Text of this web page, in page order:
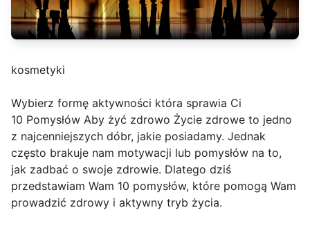
kosmetyki
Wybierz formę aktywności która sprawia Ci
10 Pomysłów Aby żyć zdrowo Życie zdrowe to jedno
z najcenniejszych dóbr, jakie posiadamy. Jednak
często brakuje nam motywacji lub pomysłów na to,
jak zadbać o swoje zdrowie. Dlatego dziś
przedstawiam Wam 10 pomysłów, które pomogą Wam
prowadzić zdrowy i aktywny tryb życia.